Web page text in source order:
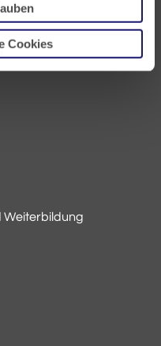
Cookies
Weiterbildung